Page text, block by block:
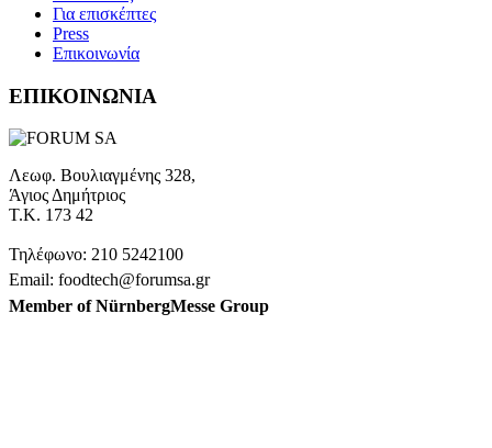
Για επισκέπτες
Press
Επικοινωνία
ΕΠΙΚΟΙΝΩΝΙΑ
Λεωφ. Βουλιαγμένης 328,
Άγιος Δημήτριος
Τ.Κ. 173 42
Τηλέφωνο: 210 5242100
Email: foodtech@forumsa.gr
Member of NürnbergMesse Group